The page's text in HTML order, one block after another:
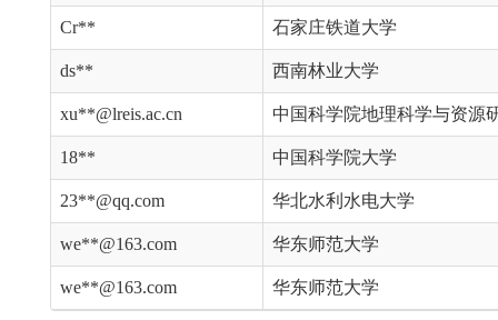
Cr** 石家庄铁道大学
ds** 西南林业大学
xu**@lreis.ac.cn 中国科学院地理科学与资源
18** 中国科学院大学
23**@qq.com 华北水利水电大学
we**@163.com 华东师范大学
we**@163.com 华东师范大学